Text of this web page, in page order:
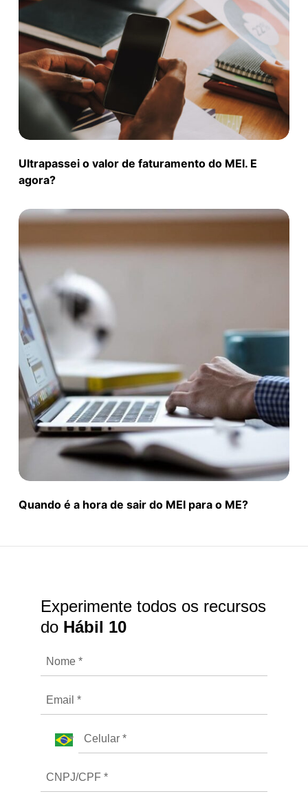
Ultrapassei o valor de faturamento do MEI. E
agora?
Quando é a hora de sair do MEI para o ME?
Experimente todos os recursos
do Hábil 10